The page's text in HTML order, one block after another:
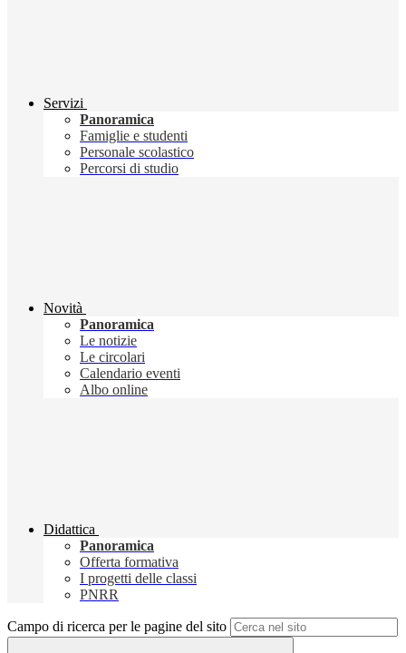
Servizi
Panoramica
Famiglie e studenti
Personale scolastico
Percorsi di studio
Novità
Panoramica
Le notizie
Le circolari
Calendario eventi
Albo online
Didattica
Panoramica
Offerta formativa
I progetti delle classi
PNRR
Campo di ricerca per le pagine del sito